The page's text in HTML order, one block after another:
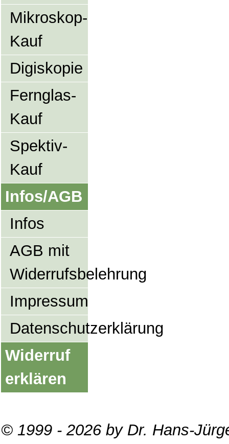
Mikroskop-
Kauf
Digiskopie
Fernglas-
Kauf
Spektiv-
Kauf
Infos/AGB
Infos
AGB mit
Widerrufsbelehrung
Impressum
Datenschutzerklärung
Widerruf
erklären
© 1999 - 2026 by Dr. Hans-